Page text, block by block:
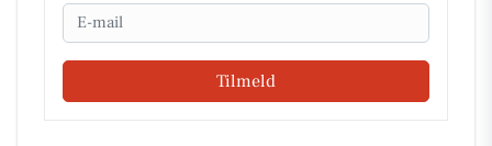
Email
Tilmeld